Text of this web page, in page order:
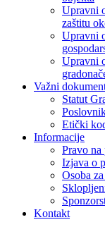
Upravni
zaštitu
Upravni
Upravni
Važni
Statut
Etički
Informacije
Pravo na
Izjava o
Osoba
Kontakt